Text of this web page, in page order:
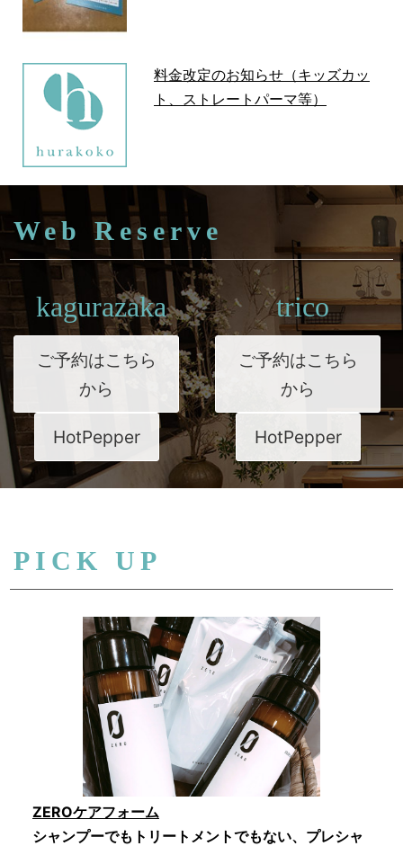
料金改定のお知らせ（キッズカッ
ト、ストレートパーマ等）
Web Reserve
kagurazaka
ご予約はこちら
から
HotPepper
trico
ご予約はこちら
から
HotPepper
PICK UP
ZEROケアフォーム
シャンプーでもトリートメントでもない、プレシャ